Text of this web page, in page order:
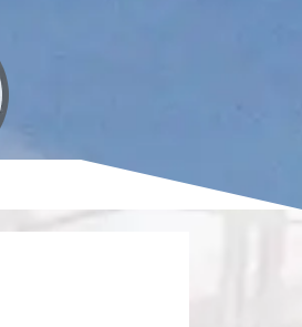
Réparation de toiture